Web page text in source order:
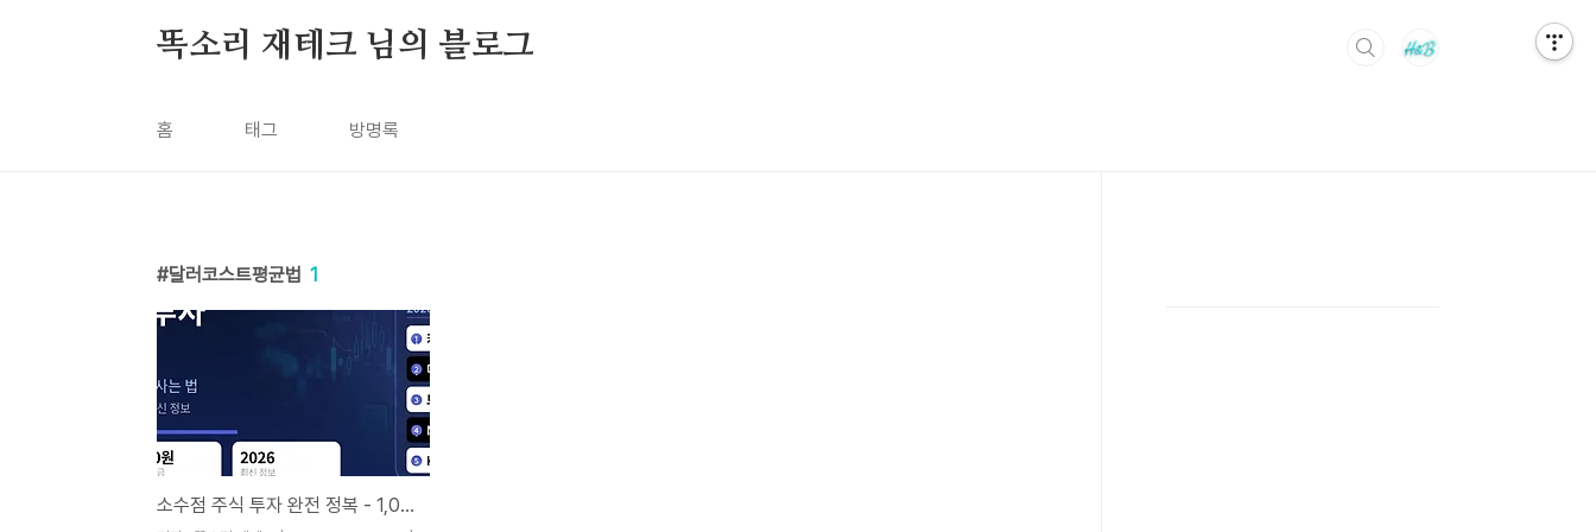
똑소리 재테크 님의 블로그
홈 태그 방명록
달러코스트평균법 1
소수점 주식 투자 완전 정복 - 1,000원으로 테슬라 · 애플 사는 법 (플랫폼 5곳 직접 비교 · 2026년 최신 정보)